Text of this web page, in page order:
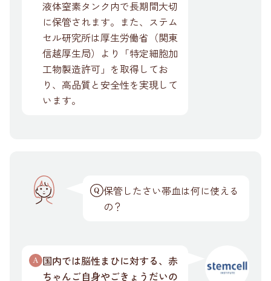
液体窒素タンク内で長期間大切
に保管されます。また、ステム
セル研究所は厚生労働省（関東
信越厚生局）より「特定細胞加
工物製造許可」を取得してお
り、高品質と安全性を実現して
います。
保管したさい帯血は何に使える
の？
国内では脳性まひに対する、赤
ちゃんご自身やごきょうだいの